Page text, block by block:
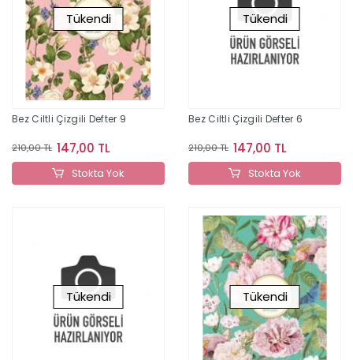
Tükendi
Bez Ciltli Çizgili Defter 9
210,00 TL 147,00 TL
Stokta Yok
Tükendi
Bez Ciltli Çizgili Defter 6
210,00 TL 147,00 TL
Stokta Yok
Tükendi Tükendi